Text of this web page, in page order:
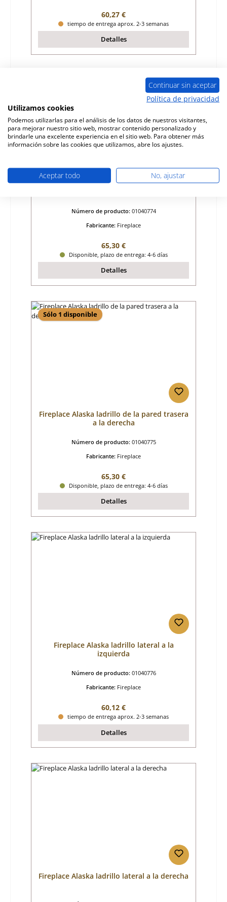
Precio normal:
60,27 €
tiempo de entrega aprox. 2-3 semanas
Detalles
Fireplace Alaska ladrillo de la pared trasera
Número de producto: 01040774
Fabricante: Fireplace
Precio normal:
65,30 €
Disponible, plazo de entrega: 4-6 días
Detalles
Sólo 1 disponible
Fireplace Alaska ladrillo de la pared trasera
a la derecha
Número de producto: 01040775
Fabricante: Fireplace
Precio normal:
65,30 €
Disponible, plazo de entrega: 4-6 días
Detalles
Fireplace Alaska ladrillo lateral a la
izquierda
Número de producto: 01040776
Fabricante: Fireplace
Precio normal:
60,12 €
tiempo de entrega aprox. 2-3 semanas
Detalles
Fireplace Alaska ladrillo lateral a la derecha
Continuar sin aceptar
Política de privacidad
Utilizamos cookies
Podemos utilizarlas para el análisis de los datos de nuestros visitantes,
para mejorar nuestro sitio web, mostrar contenido personalizado y
brindarle una excelente experiencia en el sitio web. Para obtener más
información sobre las cookies que utilizamos, abre los ajustes.
Aceptar todo No, ajustar